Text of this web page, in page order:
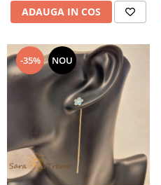
ADAUGA IN COS
-35% NOU